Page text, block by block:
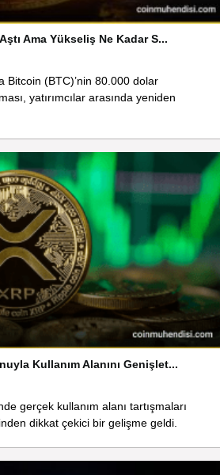
Ama Yükseliş Ne Kadar S...
Bitcoin (BTC)’nin 80.000 dolar
yatırımcılar arasında yeniden
Kullanım Alanını Genişlet...
gerçek kullanım alanı tartışmaları
dikkat çekici bir gelişme geldi.